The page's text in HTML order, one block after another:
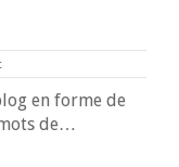
en forme de
de…